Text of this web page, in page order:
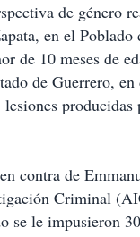
de género
en el Poblado
de 10 meses de
de Guerrero, en
contra de
Criminal
se le impusieron